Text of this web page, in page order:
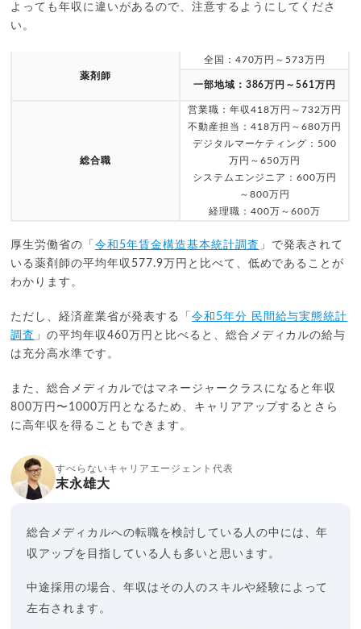
よっても年収に違いがあるので、注意するようにしてくださ
い。
薬剤師
全国：470万円～573万円
一部地域：386万円～561万円
総合職
営業職：年収418万円～732万円
不動産担当：418万円～680万円
デジタルマーケティング：500
万円～650万円
システムエンジニア：600万円
～800万円
経理職：400万～600万
厚生労働省の「令和5年賃金構造基本統計調査 」で発表されて
いる薬剤師の平均年収577.9万円と比べて、低めであることが
わかります。
ただし、経済産業省が発表する「 令和5年分 民間給与実態統計
調査 」の平均年収460万円と比べると、総合メディカルの給与
は充分高水準です。
また、総合メディカルではマネージャークラスになると年収
800万円〜1000万円となるため、キャリアアップするとさら
に高年収を得ることもできます。
すべらないキャリアエージェント代表
末永雄大
総合メディカルへの転職を検討している人の中には、年
収アップを目指している人も多いと思います。
中途採用の場合、年収はその人のスキルや経験によって
左右されます。